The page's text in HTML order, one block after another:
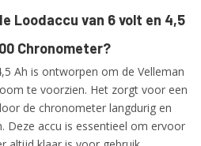
Loodaccu van 6 volt en 4,5
Chronometer?
Ah is ontworpen om de Velleman
te voorzien. Het zorgt voor een
de chronometer langdurig en
Deze accu is essentieel om ervoor